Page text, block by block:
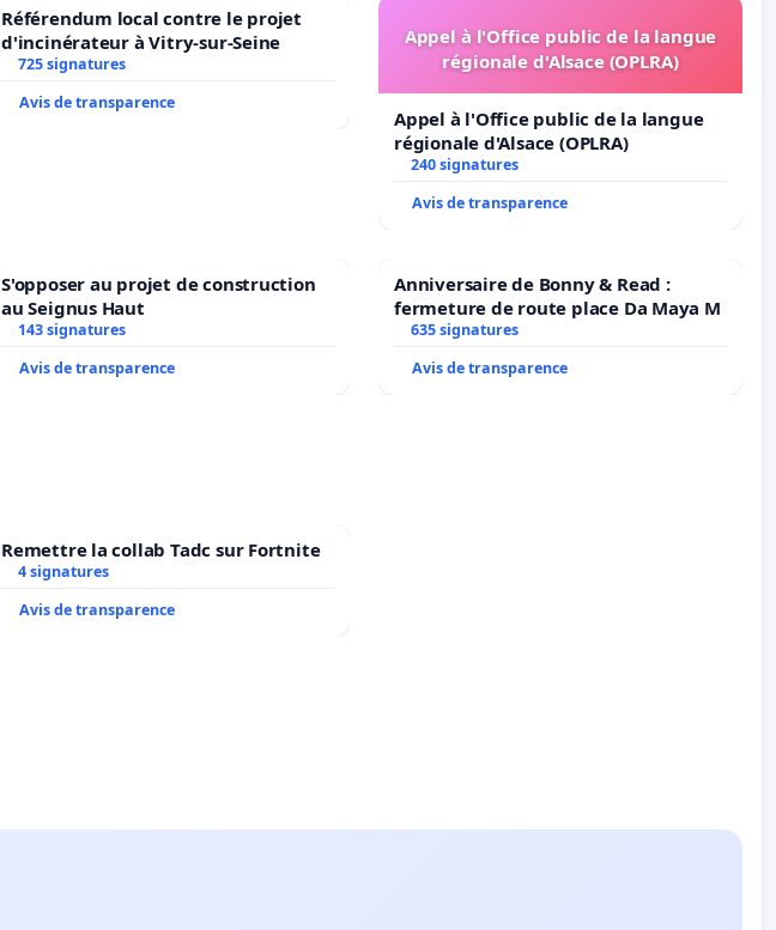
Référendum local contre le projet
d'incinérateur à Vitry-sur-Seine
725 signatures
Avis de transparence
Appel à l'Office public de la langue
régionale d'Alsace (OPLRA)
Appel à l'Office public de la langue
régionale d'Alsace (OPLRA)
240 signatures
Avis de transparence
S'opposer au projet de construction
au Seignus Haut
143 signatures
Avis de transparence
Anniversaire de Bonny & Read :
fermeture de route place Da Maya M
635 signatures
Avis de transparence
Remettre la collab Tadc sur Fortnite
4 signatures
Avis de transparence